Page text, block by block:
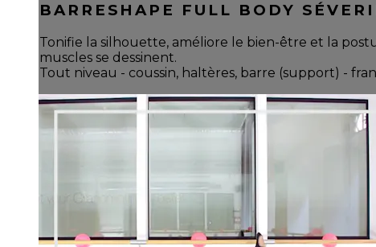
BARRESHAPE FULL BODY
Tonifie la silhouette, améliore le bien-être et la
muscles se dessinent.
Tout niveau - coussin, haltères, barre (support) -